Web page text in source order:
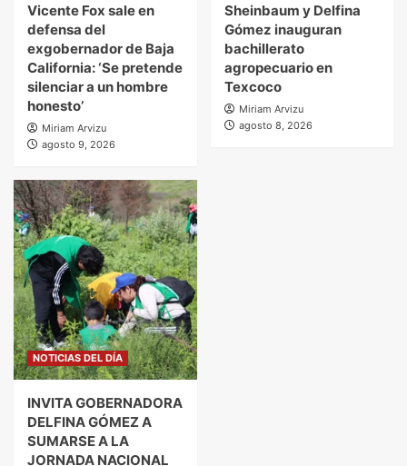
Vicente Fox sale en
defensa del
exgobernador de Baja
California: ‘Se pretende
silenciar a un hombre
honesto’
Miriam Arvizu
agosto 9, 2026
Sheinbaum y Delfina
Gómez inauguran
bachillerato
agropecuario en
Texcoco
Miriam Arvizu
agosto 8, 2026
NOTICIAS DEL DÍA
INVITA GOBERNADORA
DELFINA GÓMEZ A
SUMARSE A LA
JORNADA NACIONAL